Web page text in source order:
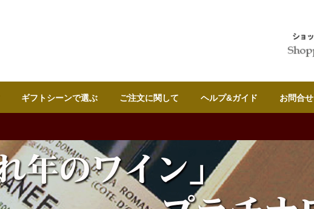
ギフトシーンで選ぶ ご注文に関して ヘルプ&ガイド お問合せ